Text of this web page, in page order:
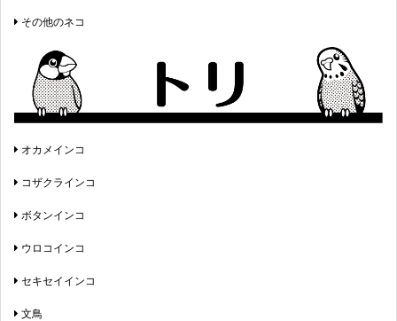
その他のネコ
オカメインコ
コザクラインコ
ボタンインコ
ウロコインコ
セキセイインコ
文鳥